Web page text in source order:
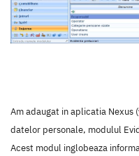
Am adaugat in aplicatia
datelor personale, modulul
Acest modul inglobeaza